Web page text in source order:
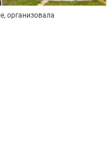
организовала